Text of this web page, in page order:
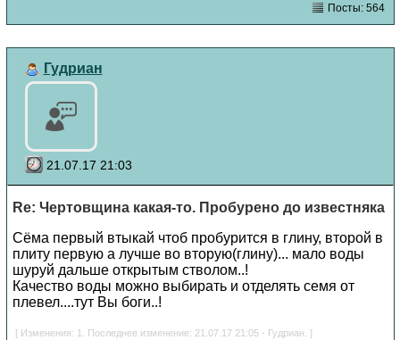
Посты: 564
Гудриан
21.07.17 21:03
Re: Чертовщина какая-то. Пробурено до известняка
Сёма первый втыкай чтоб пробурится в глину, второй в
плиту первую а лучше во вторую(глину)... мало воды
шуруй дальше открытым стволом..!
Качество воды можно выбирать и отделять семя от
плевел....тут Вы боги..!
[ Изменения: 1. Последнее изменение: 21.07.17 21:05 - Гудриан. ]